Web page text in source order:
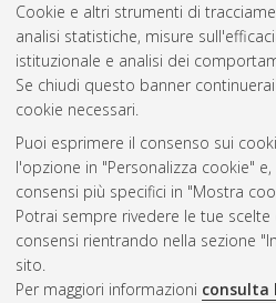
Cookie e altri strumenti di
analisi statistiche, misure
istituzionale e analisi dei
Se chiudi questo banner
cookie necessari.
Puoi esprimere il consenso sui
l'opzione in "Personalizza cookie"
consensi più specifici in "Mostra
Potrai sempre rivedere le tue
consensi rientrando nella sezione
sito.
Per maggiori informazioni consulta
Gestione del
Atom
Rss 1.0
Rss 2.0
AMS Laurea